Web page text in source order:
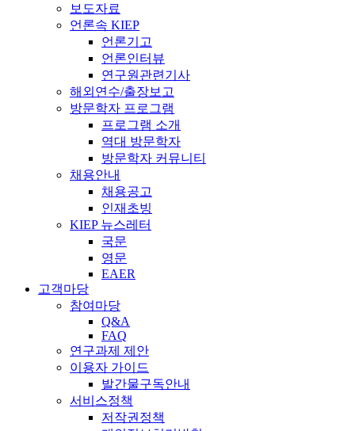
보도자료
언론속 KIEP
언론기고
언론인터뷰
연구원관련기사
해외연수/출장보고
방문학자 프로그램
프로그램 소개
역대 방문학자
방문학자 커뮤니티
채용안내
채용공고
인재초빙
KIEP 뉴스레터
국문
영문
EAER
고객마당
참여마당
Q&A
FAQ
연구과제 제안
이용자 가이드
발간물구독안내
서비스정책
저작권정책